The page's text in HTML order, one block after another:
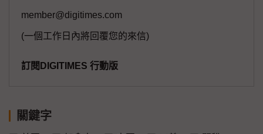
member@digitimes.com
(一個工作日內將回覆您的來信)
訂閱DIGITIMES 行動版
關鍵字